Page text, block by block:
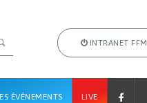
INTRANET FFM
ÉVÉNEMENTS LIVE